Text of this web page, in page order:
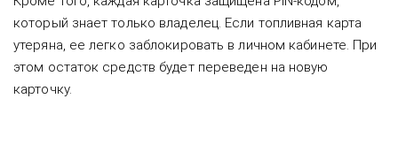
который знает только владелец. Если топливная карта
утеряна, ее легко заблокировать в личном кабинете. При
этом остаток средств будет переведен на новую
карточку.